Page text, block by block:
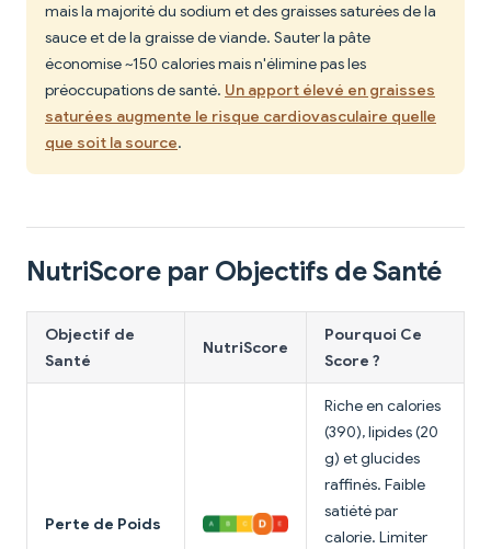
mais la majorité du sodium et des graisses saturées de la
sauce et de la graisse de viande. Sauter la pâte
économise ~150 calories mais n'élimine pas les
préoccupations de santé. Un apport élevé en graisses
saturées augmente le risque cardiovasculaire quelle
que soit la source.
NutriScore par Objectifs de Santé
Objectif de
Santé
NutriScore
Pourquoi Ce
Score ?
Perte de Poids
Riche en calories
(390), lipides (20
g) et glucides
raffinés. Faible
satiété par
calorie. Limiter